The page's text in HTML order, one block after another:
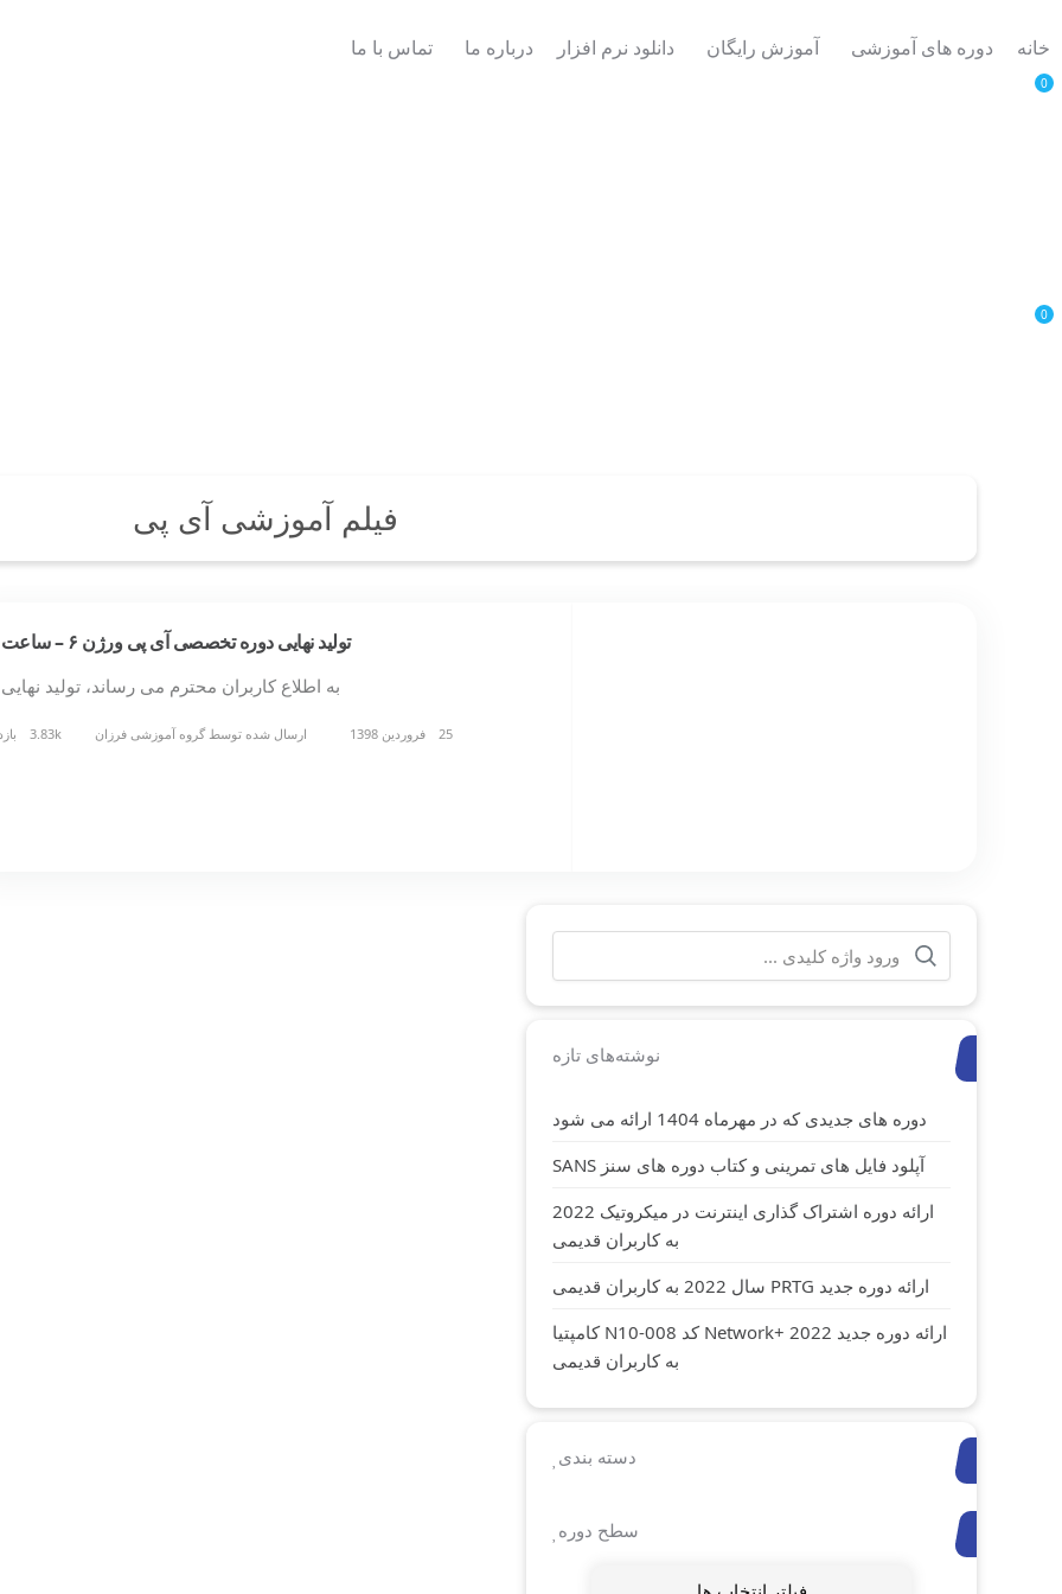
خانه دوره های آموزشی آموزش رایگان دانلود نرم افزار درباره ما تماس با ما
0
0
فیلم آموزشی آی پی
تولید نهایی دوره تخصصی آی پی ورژن ۶ – ساعت ۹
به اطلاع کاربران محترم می رساند، تولید
25 فروردین 1398 ارسال شده توسطگروه آموزشی فرزان 3.83k بازدید
جستجو
برای:
نوشته‌های تازه
دوره های جدیدی که در مهرماه 1404 ارائه می شود
آپلود فایل های تمرینی و کتاب دوره های سنز SANS
ارائه دوره اشتراک گذاری اینترنت در میکروتیک 2022
به کاربران قدیمی
ارائه دوره جدید PRTG سال 2022 به کاربران قدیمی
ارائه دوره جدید Network+ 2022 کد N10-008 کامپتیا
به کاربران قدیمی
دسته بندی
سطح دوره